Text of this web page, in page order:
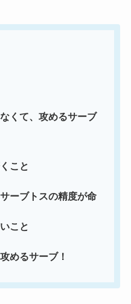
て、攻めるサーブ
こと
ブトスの精度が命
こと
るサーブ！